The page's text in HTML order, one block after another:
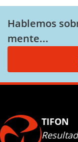
Hablemos
mente...
TIFON